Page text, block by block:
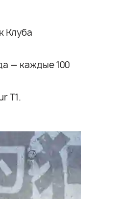
Клуба
— каждые 100
T1.